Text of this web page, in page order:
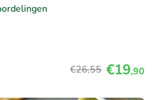
€26,55 €19,90